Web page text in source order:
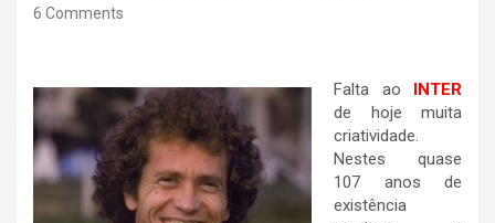
6 Comments
Falta ao INTER
de hoje muita
criatividade.
Nestes quase
107 anos de
existência